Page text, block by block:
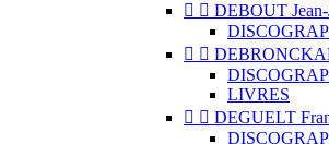
  DEBOUT Jean-
 
LIVRES
  DEGUELT